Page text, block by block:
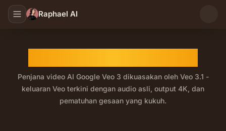
Raphael AI
Penjana video AI Google Veo 3 dikuasakan oleh Veo 3.1 -
keluaran Veo terkini dengan audio asli, output 4K, dan
pematuhan gesaan yang kukuh.